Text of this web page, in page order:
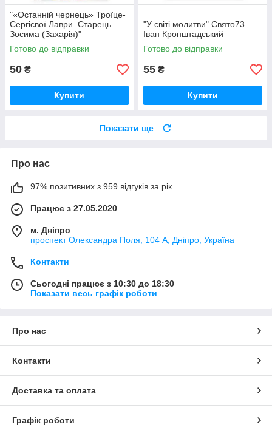
"«Останній чернець» Троїце-
Сергієвої Лаври. Старець
Зосима (Захарія)"
Готово до відправки
50 ₴
Купити
"У світі молитви" Свято73
Іван Кронштадський
Готово до відправки
55 ₴
Купити
Показати ще
Про нас
97% позитивних з 959 відгуків за рік
Працює з 27.05.2020
м. Дніпро
проспект Олександра Поля, 104 А, Дніпро, Україна
Контакти
Сьогодні працює з 10:30 до 18:30
Показати весь графік роботи
Про нас
Контакти
Доставка та оплата
Графік роботи